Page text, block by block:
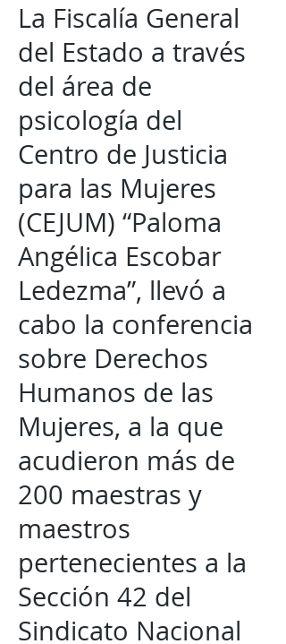
La Fiscalía General
del Estado a través
del área de
psicología del
Centro de Justicia
para las Mujeres
(CEJUM) “Paloma
Angélica Escobar
Ledezma”, llevó a
cabo la conferencia
sobre Derechos
Humanos de las
Mujeres, a la que
acudieron más de
200 maestras y
maestros
pertenecientes a la
Sección 42 del
Sindicato Nacional